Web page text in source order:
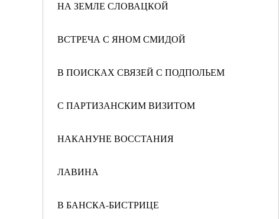
НА ЗЕМЛЕ СЛОВАЦКОЙ
ВСТРЕЧА С ЯНОМ СМИДОЙ
В ПОИСКАХ СВЯЗЕЙ С ПОДПОЛЬЕМ
С ПАРТИЗАНСКИМ ВИЗИТОМ
НАКАНУНЕ ВОССТАНИЯ
ЛАВИНА
В БАНСКА-БИСТРИЦЕ